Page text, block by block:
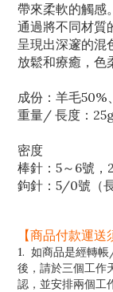
帶來柔軟的觸感。
通過將不同材質
呈現出深邃的混
放鬆和療癒，色
成份：羊毛50%
重量/ 長度：
密度
棒針：5～6號，
鉤針：5/0號（
【商品付款運送
1. 如商品是經轉
後，請於三個工作
認，並安排兩個工